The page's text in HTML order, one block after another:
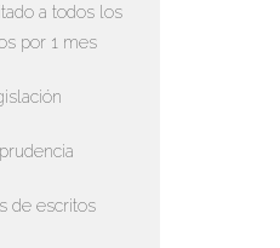
a todos los
por 1 mes
de escritos